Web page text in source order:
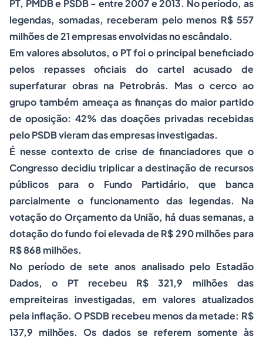
PT, PMDB e PSDB - entre 2007 e 2013. No período, as
legendas, somadas, receberam pelo menos R$ 557
milhões de 21 empresas envolvidas no escândalo.
Em valores absolutos, o PT foi o principal beneficiado
pelos repasses oficiais do cartel acusado de
superfaturar obras na Petrobrás. Mas o cerco ao
grupo também ameaça as finanças do maior partido
de oposição: 42% das doações privadas recebidas
pelo PSDB vieram das empresas investigadas.
É nesse contexto de crise de financiadores que o
Congresso decidiu triplicar a destinação de recursos
públicos para o Fundo Partidário, que banca
parcialmente o funcionamento das legendas. Na
votação do Orçamento da União, há duas semanas, a
dotação do fundo foi elevada de R$ 290 milhões para
R$ 868 milhões.
No período de sete anos analisado pelo Estadão
Dados, o PT recebeu R$ 321,9 milhões das
empreiteiras investigadas, em valores atualizados
pela inflação. O PSDB recebeu menos da metade: R$
137,9 milhões. Os dados se referem somente às